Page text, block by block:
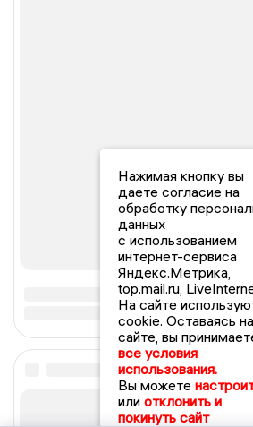
Нажимая кнопку вы
даете согласие на
обработку
данных
с использованием
интернет-сервиса
Яндекс.Метрика,
top.mail.ru,
На сайте
cookie. Оставаясь на
сайте, вы
все условия
использования.
Вы можете
или отклонить и
покинуть сайт